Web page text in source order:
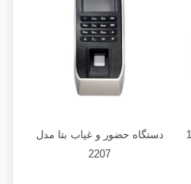
دستگاه حضور و غیاب بتا مدل
2207